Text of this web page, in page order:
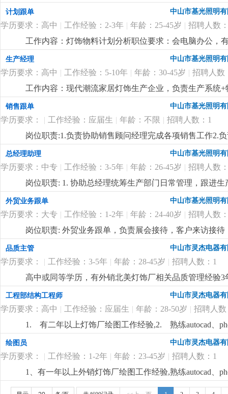
检验量具，保证正常使用。4. 反馈来料异常，协助供应
以上学历，有工厂检验经验优先。2. 会使用卡尺等量具
简单电脑操作，如实填写记录。更详细...
计划跟单 中山市基光照明
学历要求：高中 | 工作经验：2-3年 | 年龄：25-45岁 | 招聘人数
工作内容：灯饰物料计划分析职位要求：会电脑办公，
艺流程，懂mc物料分析，能看懂bom表和cad配件图。
回双程车费报销
生产经理 中山市基光照明
学历要求：高中 | 工作经验：5-10年 | 年龄：30-45岁 | 招聘人数
工作内容：现代潮流家居灯饰生产企业，负责生产系统
产管理和物料管理，懂现代潮流设计款灯饰的生产工艺
性。
销售跟单 中山市基光照明
学历要求： | 工作经验：应届生 | 年龄：不限 | 招聘人数：1
岗位职责:1.负责协助销售顾问经理完成各项销售工作2.
做好市场相关的各项业务事宜岗位要求:1.初中及以上学
心，做事细心，有上进心4.具有较强的沟通协调能力，
详细 ...
总经理助理 中山市基光照明
学历要求：中专 | 工作经验：3-5年 | 年龄：26-45岁 | 招聘人数
岗位职责: 1. 协助总经理统筹生产部门日常管理，跟进
2. 负责公司人事基础工作：员工招聘、入职离职、考勤
公司指令，整理生产报表、会议纪要，跟进各项工作督
位要求:1.有工厂工作经验，懂生产管理或做过人事/行
顺畅，服从管理，能长期稳定做。岗位待遇与福利：面
外贸业务跟单 中山市基光照明
学历要求：大专 | 工作经验：1-2年 | 年龄：24-40岁 | 招聘人数
岗位职责: 外贸业务跟单，负责展会接待，客户来访接
级，能基本交流。有类似灯饰企业工作经验。岗位待遇
品质主管 中山市灵杰电器
学历要求： | 工作经验：3-5年 | 年龄：28-45岁 | 招聘人数：1
高中或同等学历，有外销北美灯饰厂相关品质管理经验
工程部结构工程师 中山市灵杰电器
学历要求：高中 | 工作经验：应届生 | 年龄：28-50岁 | 招聘人数
1. 有二年以上灯饰厂绘图工作经验,2. 熟练autocad、
作经验优先.更详细...
绘图员 中山市灵杰电器
学历要求： | 工作经验：1-2年 | 年龄：23-45岁 | 招聘人数：1
1、有一年以上外销灯饰厂绘图工作经验,熟练autocad、
优先.更详细...